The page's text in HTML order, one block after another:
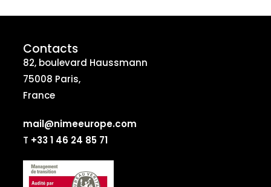
Contacts
82, boulevard Haussmann
75008 Paris,
France
mail@nimeeurope.com
T +33 1 46 24 85 71